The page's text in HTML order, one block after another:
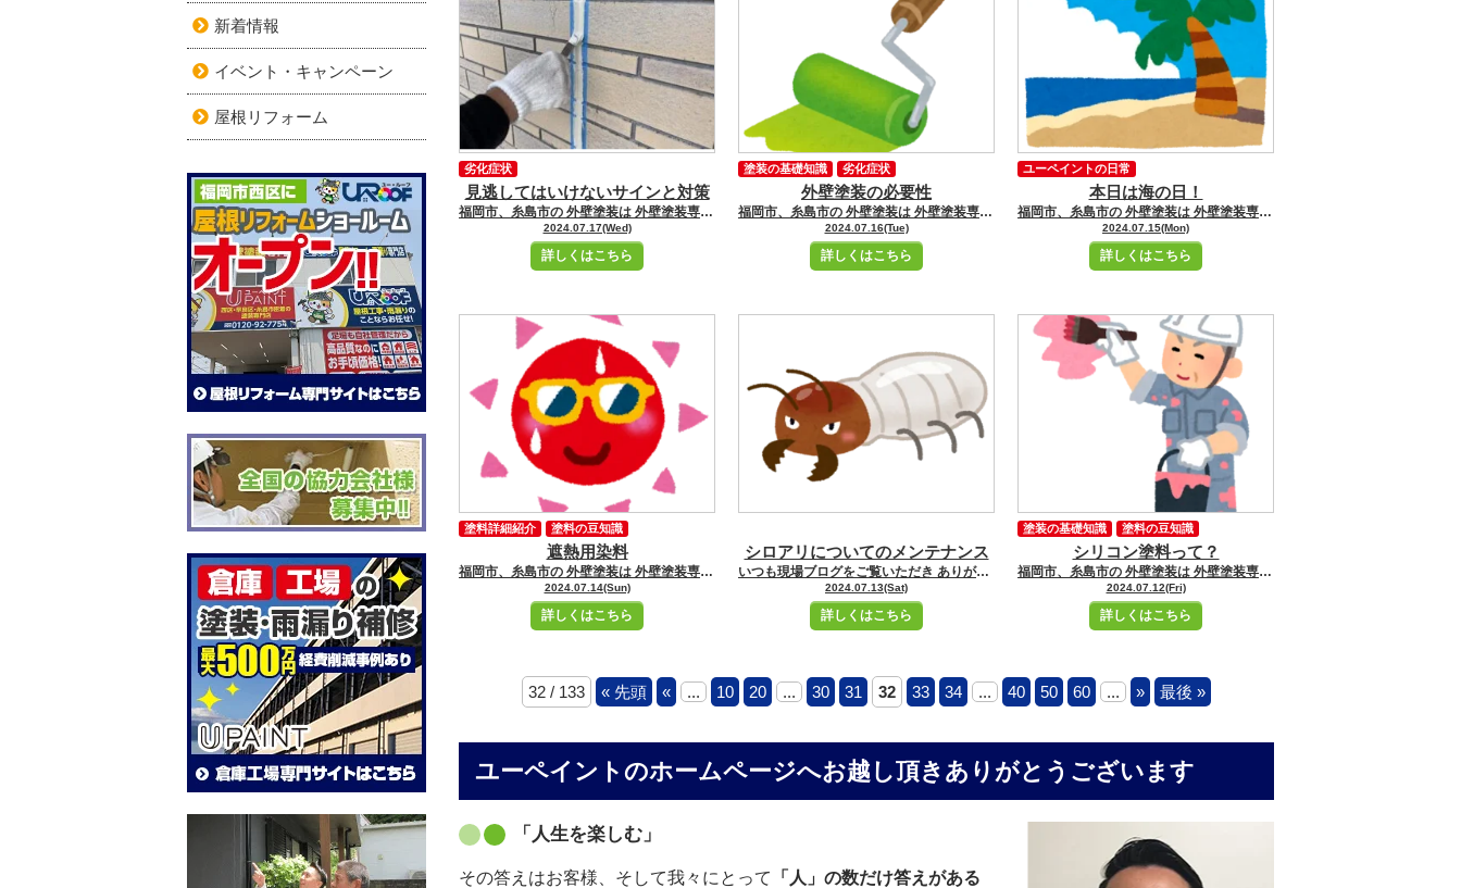
見逃してはいけないサインと対策
福岡市、糸島市の 外壁塗装は 外壁塗装専門店ユーペイントへ お任せください！！★☆ ＼ブログ毎日更新中／ 福岡市・糸島市にお住いの皆さんこんにちは！ 福岡市・糸島市地域密着の塗装専門店ユーペイント ショールームスタッフの飯野です
2024.07.17(Wed)
詳しくはこちら
劣化症状
外壁塗装の必要性
福岡市、糸島市の 外壁塗装は 外壁塗装専門店ユーペイントへ お任せください！！★☆ ＼ブログ毎日更新中／ 福岡市・糸島市にお住いの皆さんこんにちは！ 福岡市・糸島市地域密着の塗装専門店ユーペイント ショールームスタッフの小牧です 本日もブログをご覧いただき誠にありがとうございます。 本日は外壁塗装の必要性についてご紹介していきたいと思います。 外壁塗装が必要な理由 以下のような劣化症状がでたら塗装を検討してもいい頃です。 ●艶がなくなる ●汚れが付きやすくなってしまう ●色褪せやチョーキング現象が起こる ●外壁に水が吸い込むようになる ●カビ・苔が発生、繁殖する ●ヒビ割れが起きる ●外壁材が反ったり浮きが見られたりする ●内部に雨水が浸透して木材が腐っている 自宅の塗装の必要性【見極め方】 ●築年数が５~7年以上経っている ●劣化症状が出てくる →①触ると手に粉が付く →➁水をかけると吸い込む →③カビ・コケ →④ヒビ割れ →⑤反りや浮き 特に築年数が5～7年以上経っているお宅は、一度外壁をチェックしてみてください。 明日もお楽しみに！ 姪浜駅からショールームへの道のりはこちらです
2024.07.16(Tue)
詳しくはこちら
塗装の基礎知識 劣化症状
本日は海の日！
福岡市、糸島市の 外壁塗装は 外壁塗装専門店ユーペイントへ お任せください！！★☆ ＼ブログ毎日更新中／ 福岡市・糸島市にお住いの皆さんこんにちは！ 福岡市・糸島市地域密着の塗装専門店ユーペイント ショールームスタッフの小牧です 本日もブログをご覧いただき誠にありがとうございます。 本日は、海の日です。 朝は小雨が降っていましたが、だんだんお天気になってきましたね。 1. 海の日の歴史と意義 海の日は、毎年7月の第3月曜日に祝われる日本の国民の祝日です。 この祝日は、海の恩恵に感謝し、海洋国である日本の繁栄を願う日として制定されました。 海の日の起源は、明治天皇が1876年に東北巡幸の際に灯台巡視船「明治丸」で横浜港に帰港した日を記念して、 1941年に「海の記念日」として定められたことに始まります。 その後、1996年に「海の日」として正式に祝日となりました。 2. 海の日の目的 海の日は、海の重要性や海洋環境の保護について考える機会を提供します。 海洋国としての日本の発展には、海運や漁業が大きく寄与してきました。 また、海は観光やレジャーの場としても重要です。 海の日には、以下のような目的が掲げられています。 海の恩恵に感謝する 海洋環境の保護意識を高める 海洋産業の重要性を再認識する 海に関する文化や歴史を学ぶ 熱中症対策をして祝日を楽しんでくださいね。 姪浜駅からショールームへの道のりはこちらです
2024.07.15(Mon)
詳しくはこちら
ユーペイントの日常
遮熱用染料
福岡市、糸島市の 外壁塗装は 外壁塗装専門店ユーペイントへ お任せください！！★☆ ＼ブログ毎日更新中／ 福岡市・糸島市にお住いの皆さんこんにちは！ 福岡市・糸島市地域密着の塗装専門店ユーペイント ショールームスタッフの小牧です 本日もブログをご覧いただき誠にありがとうございます。 本日は、夏の猛暑や冬の寒さから家を守ってくれる、遮熱用染料についてご紹介します。 遮熱用染料とは？ 遮熱用染料は、太陽光を反射することで外壁の表面温度を下げる効果がある塗料です。 これにより、建物内部の温度上昇を抑え、エアコンの使用頻度を減らすことができます。 遮熱用染料には、一般的に以下のような成分が含まれています。 赤外線反射顔料: 太陽光の赤外線を反射し、熱を外部に放出します。 高反射性の添加剤: 紫外線や可視光線を反射し、表面温度の上昇を抑えます。 遮熱用染料のメリット エネルギーコストの削減: 遮熱効果により、エアコンの使用を減らし、電気代の節約が期待できます。 環境への配慮: エネルギー消費の削減は、CO2排出量の削減にもつながります。 建物の寿命延長: 外壁の温度変化を抑えることで、建物の劣化を防ぎ、長寿命化を図ります。 快適な室内環境: 夏は涼しく、冬は暖かい快適な室内環境を維持できます。 遮熱用染料の選び方 遮熱性能の確認: 遮熱効果を示す数値や試験結果を確認しましょう。反射率や遮熱指数などが参考になります。 耐久性: 長期間の使用に耐える耐候性や耐久性があるかをチェックします。 施工性: 塗布が簡単で、均一に塗れるかどうかも重要なポイントです。 デザイン: 建物の美観を損なわないカラーや仕上がりを選びましょう。 まとめ 外壁の遮熱用染料は、省エネ効果や快適性の向上に寄与する優れた製品です。 適切な製品を選び、正しい施工を行うことで、建物の性能を最大限に引き出すことができます。 快適な住環境を実現するために、遮熱用染料の導入を検討してみてはいかがでしょうか。 姪浜駅からショールームへの道のりはこちらです
2024.07.14(Sun)
詳しくはこちら
塗料詳細紹介 塗料の豆知識
シロアリについてのメンテナンス
いつも現場ブログをご覧いただき ありがとうございます！ 福岡市、糸島市の 外壁塗装は 外壁塗装専門店ユーペイントへ お任せください！！★☆ ＼ブログ毎日更新中／ 福岡市・糸島市にお住いの皆さんこんにちは！ 福岡市・糸島市地域密着の塗装専門店ユーペイント ショールームスタッフ冨田です こんにちは！今日はシロアリについてのお話をします。 シロアリは私たちの家にとって厄介な存在ですが、正しい知識とメンテナンスで被害を防ぐことができます。 シロアリとは？ シロアリは木材を食べる昆虫で、特に湿気の多い場所を好みます。 彼らの巣は地下にあり、地面から木材に侵入することが多いです。 シロアリが活動を始めると、家の構造に深刻な影響を与えることがあります。 シロアリの兆候 シロアリの被害に気づくためには、以下のサインに注意を払うことが大切です。 木材の軋み音 壁や床から音がする場合。 木の表面に小さな穴 木材の表面に穴が空いている。 粉状の木屑 木材の下に粉が落ちている。 湿気の多い場所 湿気のある場所での発見。 シロアリ対策 1. 定期的な点検 専門の業者による定期的な点検が重要です。 特に、湿気の多い季節には注意が必要です。 2. 湿気管理 家の中の湿気を減らすことが、シロアリ対策の第一歩です。 換気を良くし、湿気をためないようにしましょう。 3. 木材の保護 新しい木材を使用する際は、防腐処理を施すと良いでしょう。 特に外部に使用する木材は注意が必要です。 4. 専門業者の利用 もしシロアリの被害が疑われる場合は、専門業者に相談するのが最善です。 早期発見が被害を最小限に抑えます。 まとめ シロアリは一見小さな存在ですが、放っておくと大きな問題に発展することがあります。 定期的なメンテナンスと湿気対策を行い、安心して暮らせるお家を維持しましょう。 シロアリについての知識を身に付け、お家を守っていきましょう！ 姪浜駅からショールームへの道のりはこちらです
2024.07.13(Sat)
詳しくはこちら
シリコン塗料って？
福岡市、糸島市の 外壁塗装は 外壁塗装専門店ユーペイントへ お任せください！！★☆ ＼ブログ毎日更新中／ 福岡市・糸島市にお住いの皆さんこんにちは！ 福岡市・糸島市地域密着の塗装専門店ユーペイント ショールームスタッフの小牧です 本日もブログをご覧いただき誠にありがとうございます。 本日は、シリコン塗料についてご紹介します。 シリコン塗料とは？ シリコン塗料は、外壁塗装に使用される塗料の一種で、シリコン樹脂を主成分としています。 優れた耐久性と防汚性能が特徴で、外壁の美観と保護を両立させるために多くの住宅や建物で利用されています。 シリコン塗料の特徴 耐久性 シリコン塗料は、紫外線や雨風に強く、長期間にわたり外壁を保護します。一般的には10〜15年の耐久性を持つとされています。 防汚性能 シリコン樹脂は汚れが付きにくく、雨水で汚れが洗い流される「セルフクリーニング効果」があります。このため、外壁の美観を長く保つことができます。 防水性 シリコン塗料は優れた防水性を持ち、外壁からの水の浸入を防ぎます。これにより、内部構造の劣化を防止し、建物全体の寿命を延ばすことができます。 耐熱性 高温にも強く、直射日光や高温の環境下でも性能を維持します。これにより、塗膜の劣化や変色を防ぐことができます。 シリコン塗料のメリットとデメリット メリット コストパフォーマンス シリコン塗料は価格と性能のバランスが良く、多くの住宅で採用されています。アクリル塗料やウレタン塗料に比べて高性能ながら、フッ素塗料ほど高価ではありません。 メンテナンスの容易さ 防汚性能が高いため、日常的な清掃やメンテナンスが少なくて済みます。これにより、手間やコストを削減することができます。 デメリット 費用 アクリル塗料やウレタン塗料に比べると価格が高めです。そのため、初期費用が気になる方には負担となることがあります。 色の選択肢 他の塗料に比べてカラーバリエーションが少ないことがあります。特定の色を希望する場合は、選択肢が限られるかもしれません。 シリコン塗料の施工手順 下地処理 外壁の汚れや古い塗膜をきれいに取り除きます。ひび割れや欠損がある場合は修復し、塗料がしっかりと密着するように準備します。 下塗り シーラーやプライマーを使用して、塗料の密着性を高めるための下塗りを行います。 中塗り シリコン塗料を均一に塗布します。中塗りは塗膜の厚みを確保し、耐久性を高めるための重要な工程です。 上塗り 最後に仕上げの塗装を行い、耐久性や美観をさらに向上させます。 まとめ シリコン塗料は、外壁塗装において優れた耐久性と防汚性能を提供するため、多くの住宅で利用されています。 価格と性能のバランスが良いため、コストパフォーマンスを重視する方におすすめです。 適切な施工とメンテナンスを行うことで、外壁の美しさと保護機能を長期間維持することができます。 姪浜駅からショールームへの道のりはこちらです
2024.07.12(Fri)
詳しくはこちら
塗装の基礎知識 塗料の豆知識
32 / 133 « 先頭 « ... 10 20 ... 30 31 32 33 34 ... 40 50 60 ... » 最後 »
ユーペイントのホームページへお越し頂きありがとうございます
「人生を楽しむ」
その答えはお客様、そして我々にとって
「人」の数だけ答えがある
新着情報
イベント・キャンペーン
屋根リフォーム